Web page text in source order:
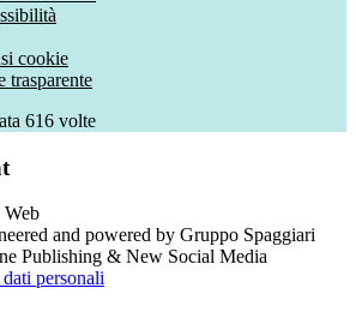
cookie
trasparente
616 volte
and powered by Gruppo Spaggiari
Publishing & New Social Media
personali